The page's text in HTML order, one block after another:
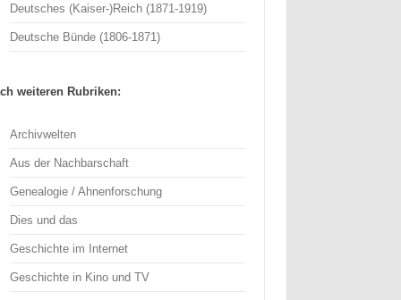
Deutsches (Kaiser-)Reich (1871-1919)
Deutsche Bünde (1806-1871)
weiteren Rubriken:
Archivwelten
Aus der Nachbarschaft
Genealogie / Ahnenforschung
Dies und das
Geschichte im Internet
Geschichte in Kino und TV